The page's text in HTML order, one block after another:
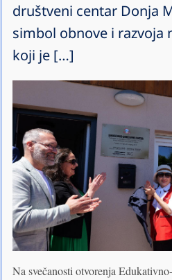
društveni centar Donja
simbol obnove i razvoja
koji je […]
Na svečanosti otvorenja